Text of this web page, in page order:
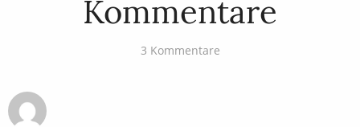
Kommentare
3 Kommentare